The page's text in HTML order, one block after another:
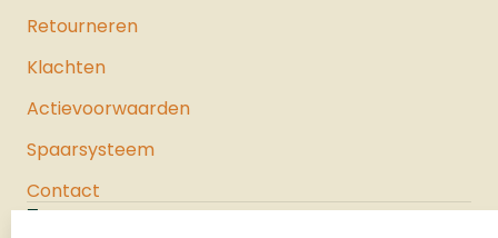
Retourneren
Klachten
Actievoorwaarden
Spaarsysteem
Contact